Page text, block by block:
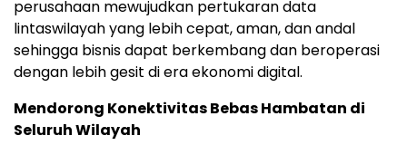
perusahaan mewujudkan pertukaran data
lintaswilayah yang lebih cepat, aman, dan andal
sehingga bisnis dapat berkembang dan beroperasi
dengan lebih gesit di era ekonomi digital.
Mendorong Konektivitas Bebas Hambatan di
Seluruh Wilayah